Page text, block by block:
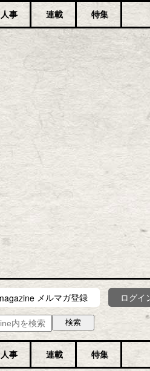
メルマガ登録 ログイ
人事 連載 特集
人事 連載 特集